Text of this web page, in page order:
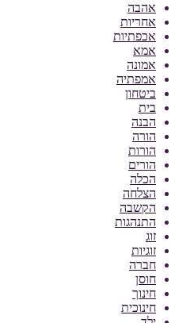
אהבה
אחריות
אכפתיות
אמא
אמונה
אמפתיה
ביטחון
בית
הבנה
הורה
הורות
הורים
הכלה
הצלחה
הקשבה
התנהגות
זוג
זוגיות
חברה
חוסן
חינוך
חינוכית